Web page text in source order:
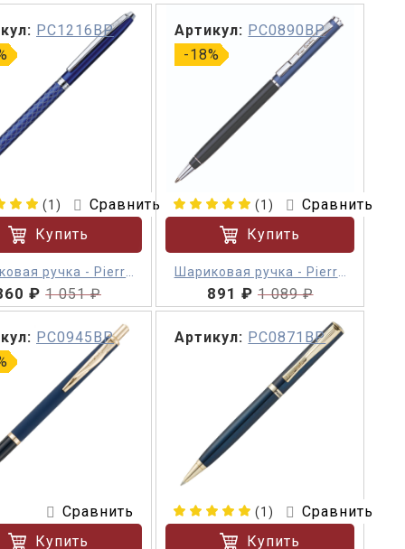
PC1216BP
(1)
Сравнить
Купить
ручка - Pierre
Cardin Gamme
₽1 051 ₽
-18%
Артикул: PC0890BP
(1)
Сравнить
Купить
Шариковая ручка - Pierre
Cardin Gamme M
891 ₽ 1 089 ₽
PC0945BP
Сравнить
Купить
Артикул: PC0871BP
(1)
Сравнить
Купить